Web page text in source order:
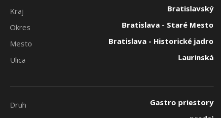
Kraj
Bratislavský
Okres
Bratislava - Staré Mesto
Mesto
Bratislava - Historické jadro
Ulica
Laurinská
Druh
Gastro priestory